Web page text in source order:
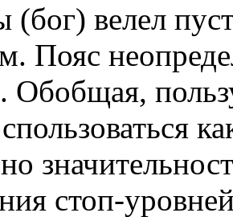
(бог) велел
Пояс
Обобщая,
стоп-